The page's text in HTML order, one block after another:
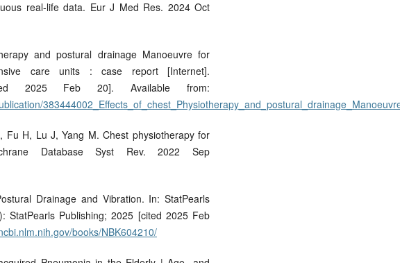
real-life data. Eur J Med Res. 2024 Oct
and postural drainage Manoeuvre for
care units : case report [Internet].
2025 Feb 20]. Available from:
Fu H, Lu J, Yang M. Chest physiotherapy for
Database Syst Rev. 2022 Sep
Drainage and Vibration. In: StatPearls
StatPearls Publishing; 2025 [cited 2025 Feb
books/NBK604210/